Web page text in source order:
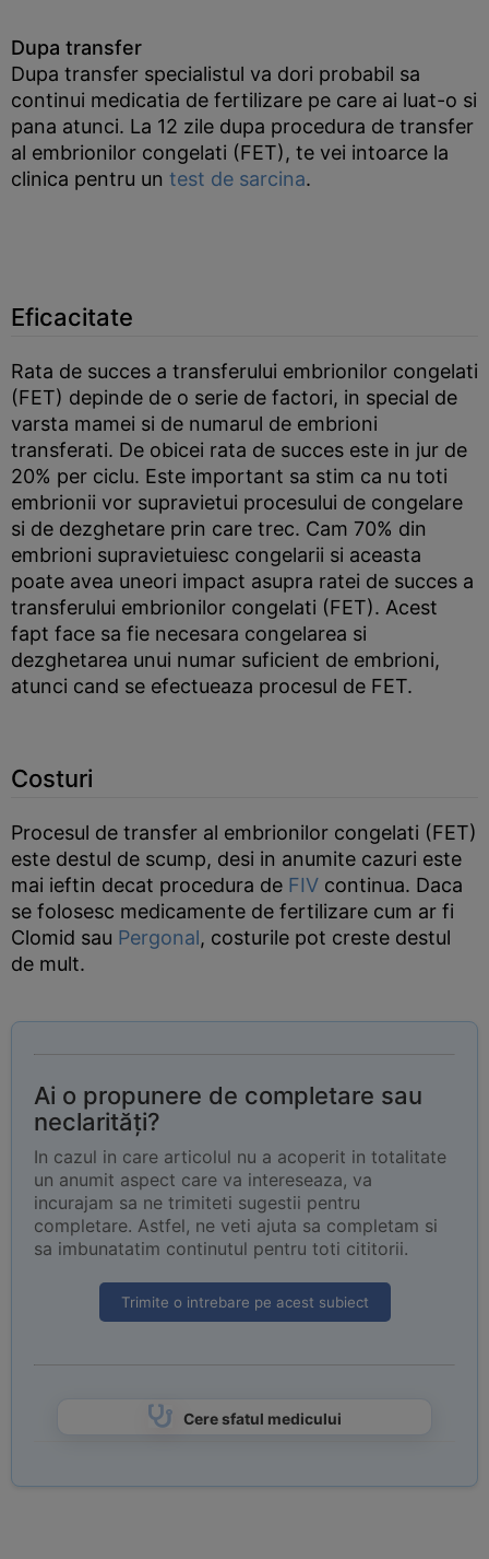
Dupa transfer
Dupa transfer specialistul va dori probabil sa
continui medicatia de fertilizare pe care ai luat-o si
pana atunci. La 12 zile dupa procedura de transfer
al embrionilor congelati (FET), te vei intoarce la
clinica pentru un test de sarcina.
Eficacitate
Rata de succes a transferului embrionilor congelati
(FET) depinde de o serie de factori, in special de
varsta mamei si de numarul de embrioni
transferati. De obicei rata de succes este in jur de
20% per ciclu. Este important sa stim ca nu toti
embrionii vor supravietui procesului de congelare
si de dezghetare prin care trec. Cam 70% din
embrioni supravietuiesc congelarii si aceasta
poate avea uneori impact asupra ratei de succes a
transferului embrionilor congelati (FET). Acest
fapt face sa fie necesara congelarea si
dezghetarea unui numar suficient de embrioni,
atunci cand se efectueaza procesul de FET.
Costuri
Procesul de transfer al embrionilor congelati (FET)
este destul de scump, desi in anumite cazuri este
mai ieftin decat procedura de FIV continua. Daca
se folosesc medicamente de fertilizare cum ar fi
Clomid sau Pergonal, costurile pot creste destul
de mult.
Ai o propunere de completare sau
neclarități?
In cazul in care articolul nu a acoperit in totalitate
un anumit aspect care va intereseaza, va
incurajam sa ne trimiteti sugestii pentru
completare. Astfel, ne veti ajuta sa completam si
sa imbunatatim continutul pentru toti cititorii.
Trimite o intrebare pe acest subiect
Cere sfatul medicului